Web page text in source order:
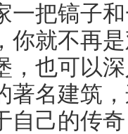
一把镐子
你就不再
，也可以
著名建筑
自己的传